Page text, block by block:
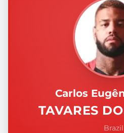
Carlos
TAVARES
Brazil